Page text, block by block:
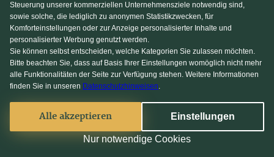
Steuerung unserer kommerziellen Unternehmensziele notwendig sind,
sowie solche, die lediglich zu anonymen Statistikzwecken, für
Komforteinstellungen oder zur Anzeige personalisierter Inhalte und
personalisierter Werbung genutzt werden.
Sie können selbst entscheiden, welche Kategorien Sie zulassen möchten.
Bitte beachten Sie, dass auf Basis Ihrer Einstellungen womöglich nicht mehr
alle Funktionalitäten der Seite zur Verfügung stehen. Weitere Informationen
finden Sie in unseren Datenschutzhinweisen.
Alle akzeptieren Einstellungen
Nur notwendige Cookies